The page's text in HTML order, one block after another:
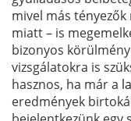
mivel más
miatt – is
bizonyos
vizsgálatokra is
hasznos, ha már a
eredmények